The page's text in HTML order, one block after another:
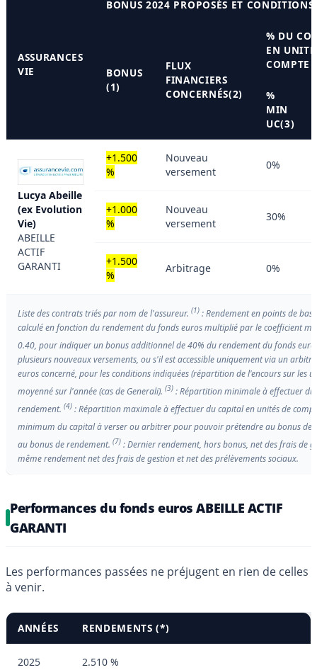
ASSURANCES
VIE
BONUS 2024 PROPOSÉS ET CONDITIONS
BONUS
(1)
FLUX
FINANCIERS
CONCERNÉS(2)
% DU
EN
COMPTE
%
MIN
UC(3)
Lucya Abeille
(ex Evolution
Vie)
ABEILLE
ACTIF
GARANTI
+1.500
%
Nouveau
versement
0%
+1.000
%
Nouveau
versement
30%
+1.500
%
Arbitrage 0%
Liste des contrats triés par nom de l'assureur. (1) : Rendement en points de
calculé en fonction du rendement du fonds euros multiplié par le coefficient
0.40, pour indiquer un bonus additionnel de 40% du rendement du fonds
plusieurs nouveaux versements, ou s'il est accessible uniquement via un
euros concerné, pour les conditions indiquées (répartition de l'encours sur les
moyenné sur l'année (cas de Generali). (3) : Répartition minimale à effectuer
rendement. (4) : Répartition maximale à effectuer du capital en unités de
minimum du capital à verser ou arbitrer pour pouvoir prétendre au bonus de
au bonus de rendement. (7) : Dernier rendement, hors bonus, net des frais de
même rendement net des frais de gestion et net des prélèvements sociaux.
Performances du fonds euros ABEILLE ACTIF
GARANTI
Les performances passées ne préjugent en rien de celles
à venir.
ANNÉES RENDEMENTS (*)
2025 2.510 %